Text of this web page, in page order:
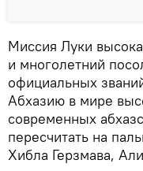
Миссия Луки
и многолетний
официальных
Абхазию в мире
современных
пересчитать на
Хибла Герзмава,